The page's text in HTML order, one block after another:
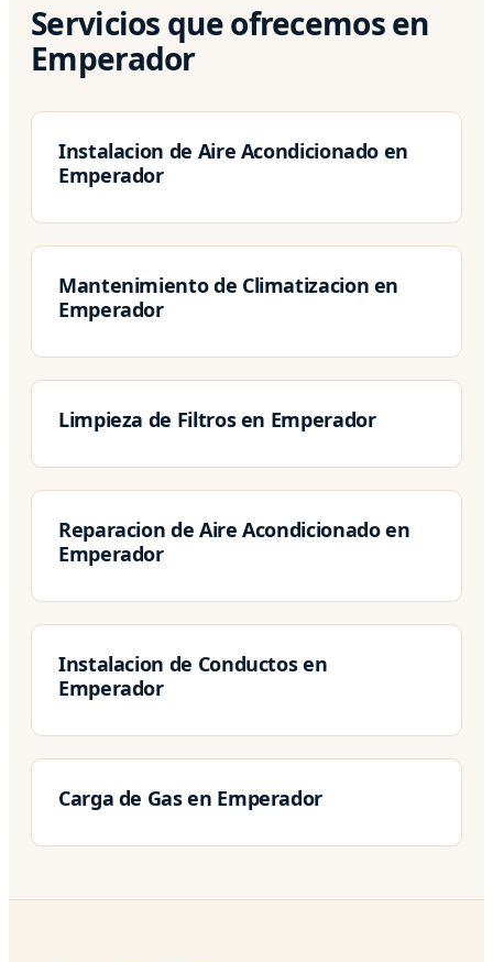
Servicios que ofrecemos en
Emperador
Instalacion de Aire Acondicionado en
Emperador
Mantenimiento de Climatizacion en
Emperador
Limpieza de Filtros en Emperador
Reparacion de Aire Acondicionado en
Emperador
Instalacion de Conductos en
Emperador
Carga de Gas en Emperador